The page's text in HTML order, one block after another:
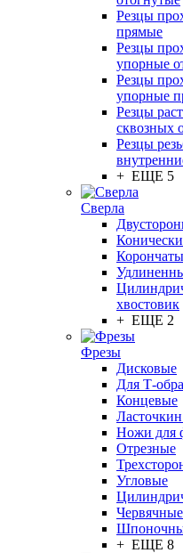
Резцы
прямые
Резцы
упорные
Резцы
упорные
Резцы
сквозных
Резцы
+ ЕЩЕ 5
Сверла
хвостовик
+ ЕЩЕ 2
Фрезы
Дисковые
Для Т-
Концевые
Ножи для
Отрезные
Угловые
Червячные
+ ЕЩЕ 8